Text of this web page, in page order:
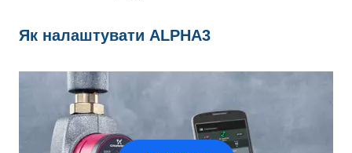
Як налаштувати ALPHA3